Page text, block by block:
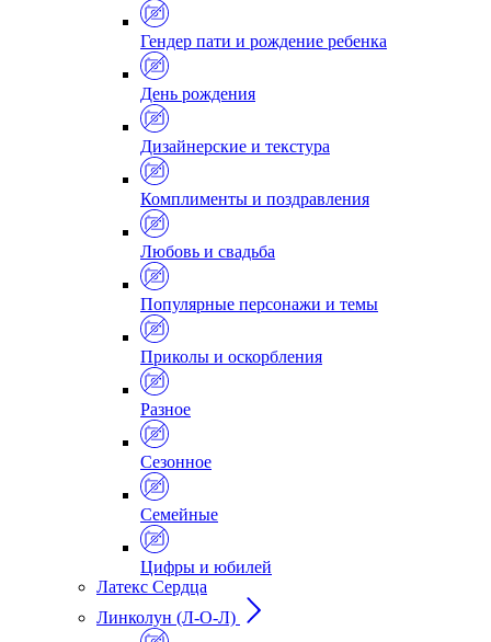
Гендер пати и рождение ребенка
День рождения
Дизайнерские и текстура
Комплименты и поздравления
Любовь и свадьба
Популярные персонажи и темы
Приколы и оскорбления
Разное
Сезонное
Семейные
Цифры и юбилей
Латекс Сердца
Линколун (Л-О-Л)